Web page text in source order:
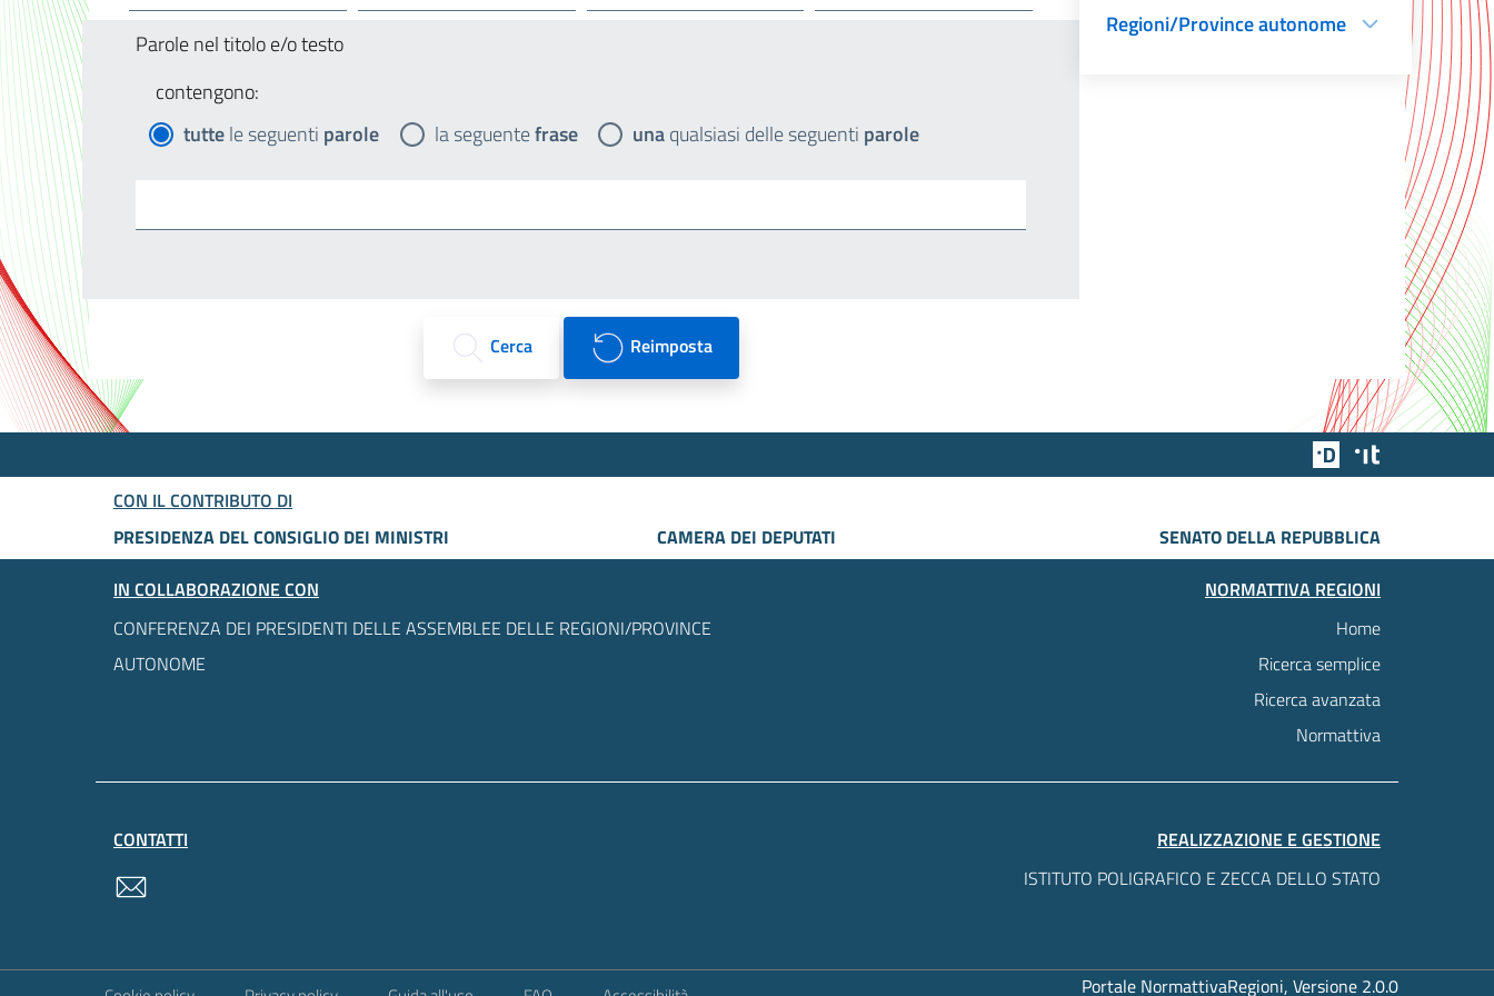
Parole nel titolo e/o testo
contengono:
tuttele seguenti parole la seguentefrase unaqualsiasi delle seguenti parole
Cerca Reimposta
Regioni/Province autonome
Team Digitale
CON IL CONTRIBUTO DI
PRESIDENZA DEL CONSIGLIO DEI MINISTRI
CAMERA DEI DEPUTATI
SENATO DELLA REPUBBLICA
IN COLLABORAZIONE CON
CONFERENZA DEI PRESIDENTI DELLE ASSEMBLEE DELLE REGIONI/PROVINCE
AUTONOME
NORMATTIVA REGIONI
Home
Ricerca semplice
Ricerca avanzata
Normattiva
CONTATTI
REALIZZAZIONE E GESTIONE
ISTITUTO POLIGRAFICO E ZECCA DELLO STATO
Portale NormattivaRegioni, Versione 2.0.0